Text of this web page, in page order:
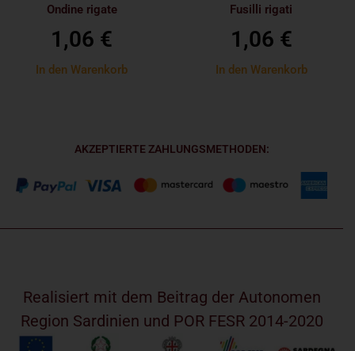
Ondine rigate
1,06 €
In den Warenkorb
Fusilli rigati
1,06 €
In den Warenkorb
AKZEPTIERTE ZAHLUNGSMETHODEN:
Realisiert mit dem Beitrag der Autonomen
Region Sardinien und POR FESR 2014-2020